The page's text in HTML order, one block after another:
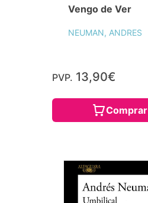
Vengo de Ver
NEUMAN, ANDRES
PVP. 13,90€
Comprar